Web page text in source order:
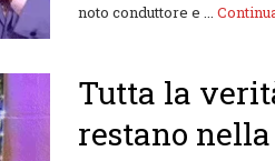
noto conduttore e ...
Tutta la
restano